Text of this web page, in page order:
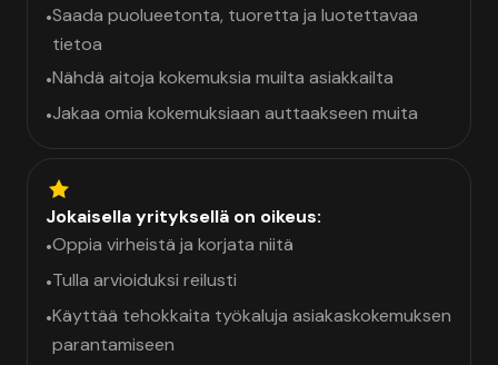
•Saada puolueetonta, tuoretta ja luotettavaa
tietoa
•Nähdä aitoja kokemuksia muilta asiakkailta
•Jakaa omia kokemuksiaan auttaakseen muita
Jokaisella yrityksellä on oikeus:
•Oppia virheistä ja korjata niitä
•Tulla arvioiduksi reilusti
•Käyttää tehokkaita työkaluja asiakaskokemuksen
parantamiseen